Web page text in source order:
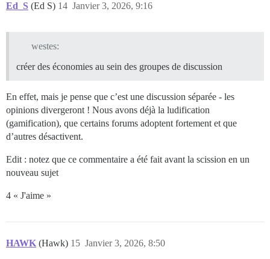
Ed_S (Ed S) Janvier 3, 2026, 9:16
14
westes:
créer des économies au sein des groupes de discussion
En effet, mais je pense que c’est une discussion séparée - les
opinions divergeront ! Nous avons déjà la ludification
(gamification), que certains forums adoptent fortement et que
d’autres désactivent.
Edit : notez que ce commentaire a été fait avant la scission en un
nouveau sujet
4 « J'aime »
HAWK (Hawk) Janvier 3, 2026, 8:50
15